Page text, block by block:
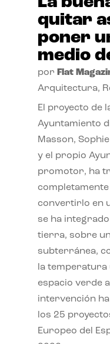
quitar
poner
medio
por Flat
Arquitectura,
El proyecto de
Ayuntamiento
Masson,
y el propio
promotor, ha
convertirlo en
se ha
tierra, sobre
subterránea,
la
espacio verde
intervención
los 25
Europeo del